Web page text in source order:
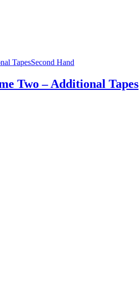
Second Hand
Two – Additional Tapes